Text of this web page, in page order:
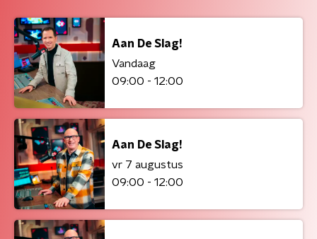
Aan De Slag!
Vandaag
09:00 - 12:00
Aan De Slag!
vr 7 augustus
09:00 - 12:00